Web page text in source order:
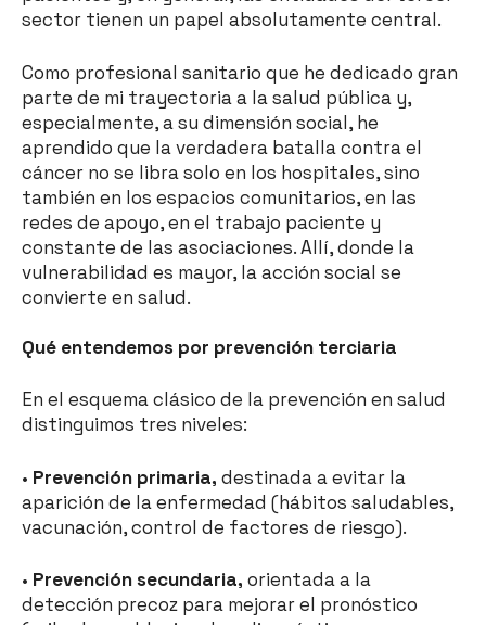
sector tienen un papel absolutamente central.
Como profesional sanitario que he dedicado gran
parte de mi trayectoria a la salud pública y,
especialmente, a su dimensión social, he
aprendido que la verdadera batalla contra el
cáncer no se libra solo en los hospitales, sino
también en los espacios comunitarios, en las
redes de apoyo, en el trabajo paciente y
constante de las asociaciones. Allí, donde la
vulnerabilidad es mayor, la acción social se
convierte en salud.
Qué entendemos por prevención terciaria
En el esquema clásico de la prevención en salud
distinguimos tres niveles:
• Prevención primaria, destinada a evitar la
aparición de la enfermedad (hábitos saludables,
vacunación, control de factores de riesgo).
• Prevención secundaria, orientada a la
detección precoz para mejorar el pronóstico